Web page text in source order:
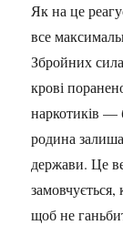
Як на це
все
Збройних
крові
наркотиків —
родина
держави. Це
щоб не